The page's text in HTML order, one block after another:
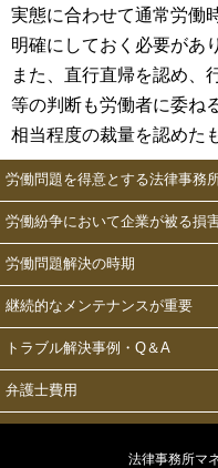
実態に合わせて通常労働
明確にしておく必要があ
また、直行直帰を認め、
等の判断も労働者に委ね
相当程度の裁量を認めた
労働問題を得意とする法律事務
労働紛争において企業が被る損
労働問題解決の時期
継続的なメンテナンスが重要
トラブル解決事例・Q＆A
弁護士費用
法律事務所マ